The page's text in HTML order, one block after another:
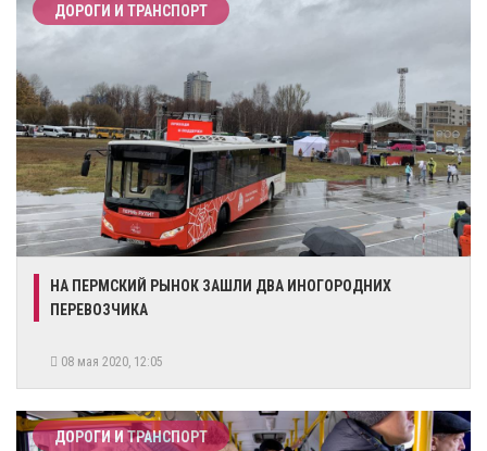
ДОРОГИ И ТРАНСПОРТ
НА ПЕРМСКИЙ РЫНОК ЗАШЛИ ДВА ИНОГОРОДНИХ
ПЕРЕВОЗЧИКА
08 мая 2020, 12:05
ДОРОГИ И ТРАНСПОРТ